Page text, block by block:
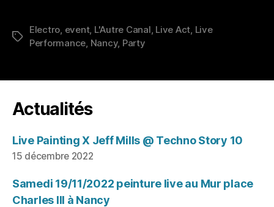
Étiquettes
Electro event, L'Autre Canal Live Act Live
Performance Nancy, Party
Actualités
Live Painting X Jeff Mills @ Techno Story 10
15 décembre 2022
Samedi 19/11/2022 peinture live au Mur place
Charles III à Nancy